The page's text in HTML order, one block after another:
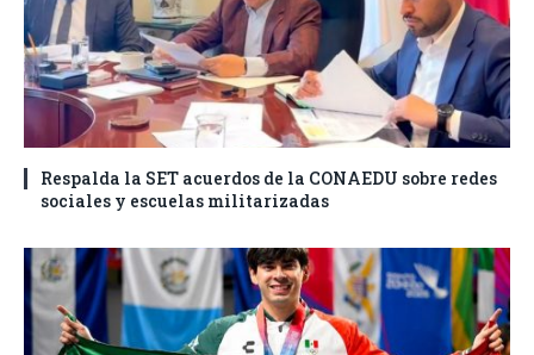
Respalda la SET acuerdos de la CONAEDU sobre redes
sociales y escuelas militarizadas